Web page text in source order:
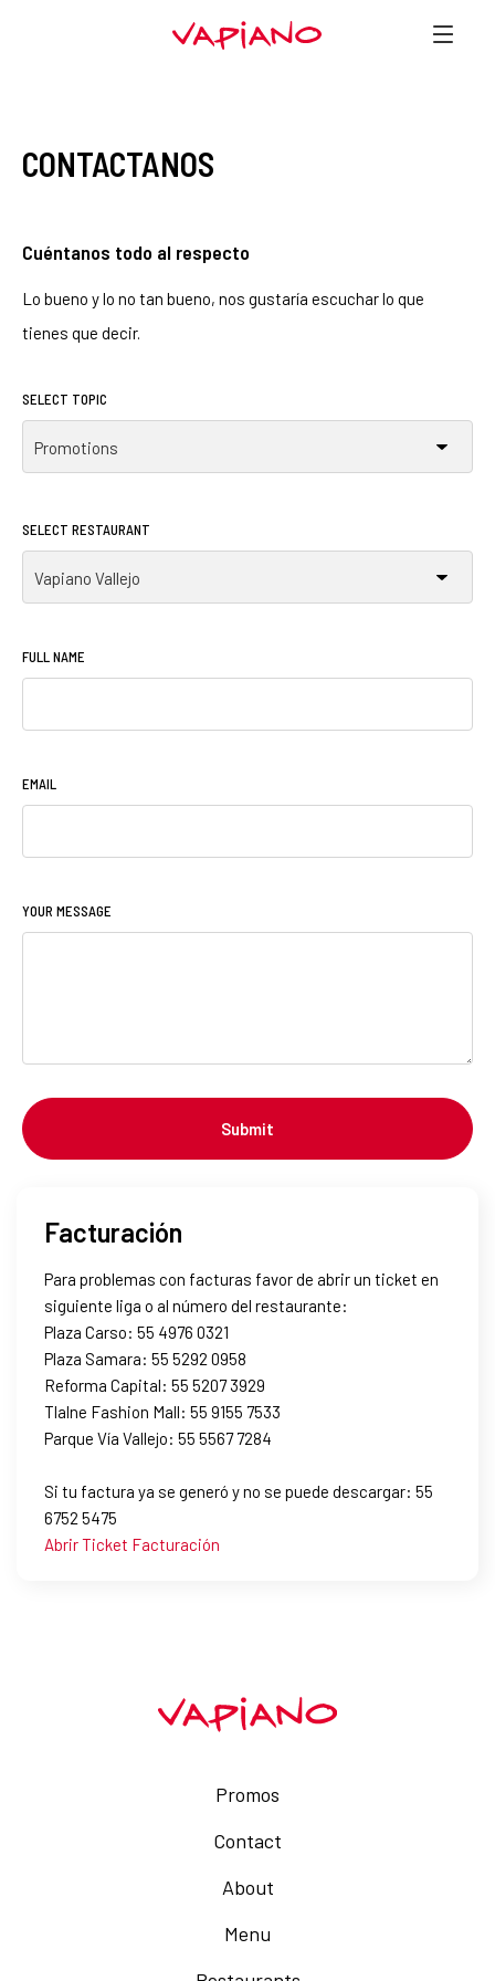
CONTACTANOS
Cuéntanos todo al respecto
Lo bueno y lo no tan bueno, nos gustaría escuchar lo que
tienes que decir.
SELECT TOPIC
Promotions
SELECT RESTAURANT
Vapiano Vallejo
FULL NAME
EMAIL
YOUR MESSAGE
Facturación
Para problemas con facturas favor de abrir un ticket en
siguiente liga o al número del restaurante:
Plaza Carso: 55 4976 0321
Plaza Samara: 55 5292 0958
Reforma Capital: 55 5207 3929
Tlalne Fashion Mall: 55 9155 7533
Parque Vía Vallejo: 55 5567 7284
Si tu factura ya se generó y no se puede descargar: 55
6752 5475
Abrir Ticket Facturación
Promos
Contact
About
Menu